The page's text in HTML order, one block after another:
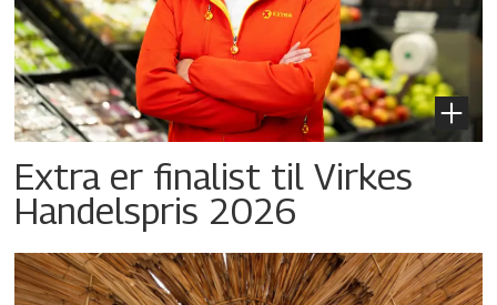
Extra er finalist til Virkes
Handelspris 2026